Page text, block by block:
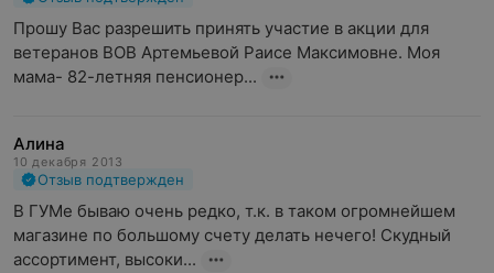
Прошу Вас разрешить принять участие в акции для
ветеранов ВОВ Артемьевой Раисе Максимовне. Моя
мама- 82-летняя пенсионер...
Алина
10 декабря 2013
Отзыв подтвержден
В ГУМе бываю очень редко, т.к. в таком огромнейшем
магазине по большому счету делать нечего! Скудный
ассортимент, высоки...